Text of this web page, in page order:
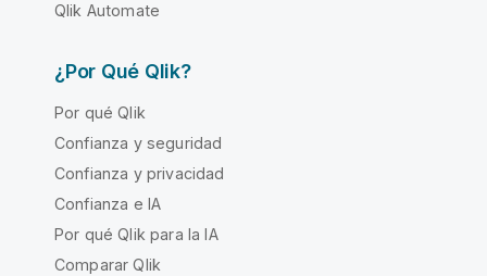
Qlik Automate
¿Por Qué Qlik?
Por qué Qlik
Confianza y seguridad
Confianza y privacidad
Confianza e IA
Por qué Qlik para la IA
Comparar Qlik